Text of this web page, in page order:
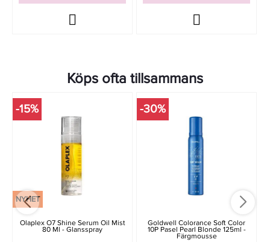
Köps ofta tillsammans
NYHET
-15%
Olaplex O7 Shine Serum Oil Mist
80 Ml - Glansspray
-30%
Goldwell Colorance Soft Color
10P Pasel Pearl Blonde 125ml -
Färgmousse